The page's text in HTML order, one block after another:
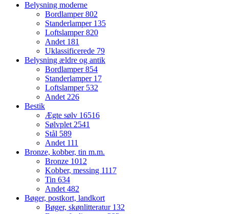
Belysning moderne
Bordlamper802
Standerlamper 135
Loftslamper820
Andet 181
Uklassificerede 79
Belysning ældre og antik
Bordlamper854
Standerlamper 17
Loftslamper 532
Andet 226
Bestik
Ægte sølv 16516
Sølvplet 2541
Stål 589
Andet 111
Bronze, kobber, tin m.m.
Bronze 1012
Kobber, messing 1117
Tin 634
Andet 482
Bøger, postkort, landkort
Bøger, skønlitteratur 132